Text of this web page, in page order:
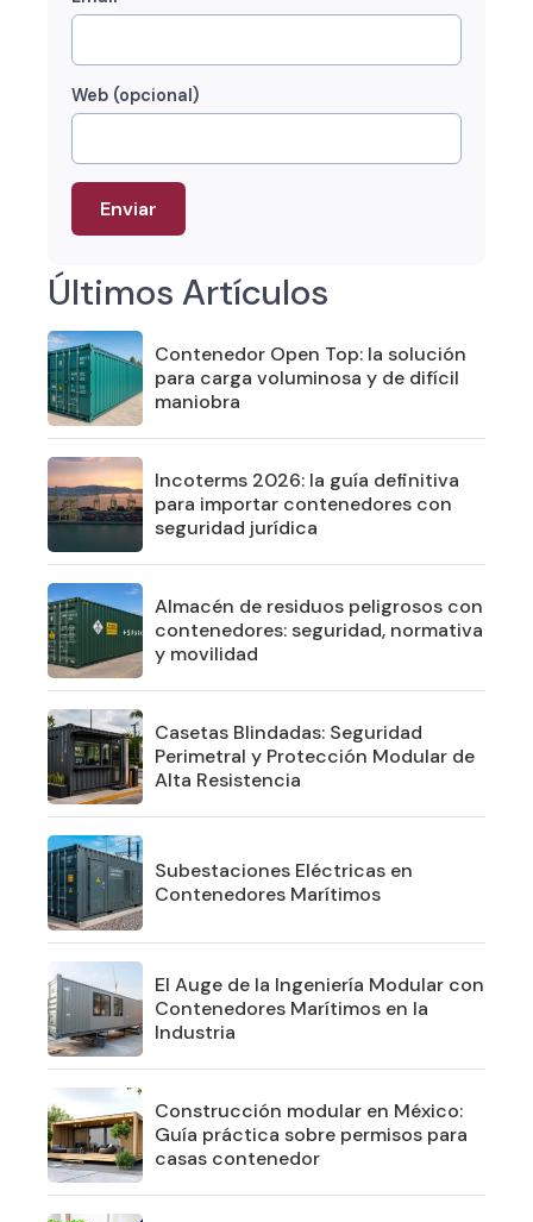
Web (opcional)
Últimos Artículos
Contenedor Open Top: la solución
para carga voluminosa y de difícil
maniobra
Incoterms 2026: la guía definitiva
para importar contenedores con
seguridad jurídica
Almacén de residuos peligrosos con
contenedores: seguridad, normativa
y movilidad
Casetas Blindadas: Seguridad
Perimetral y Protección Modular de
Alta Resistencia
Subestaciones Eléctricas en
Contenedores Marítimos
El Auge de la Ingeniería Modular con
Contenedores Marítimos en la
Industria
Construcción modular en México:
Guía práctica sobre permisos para
casas contenedor